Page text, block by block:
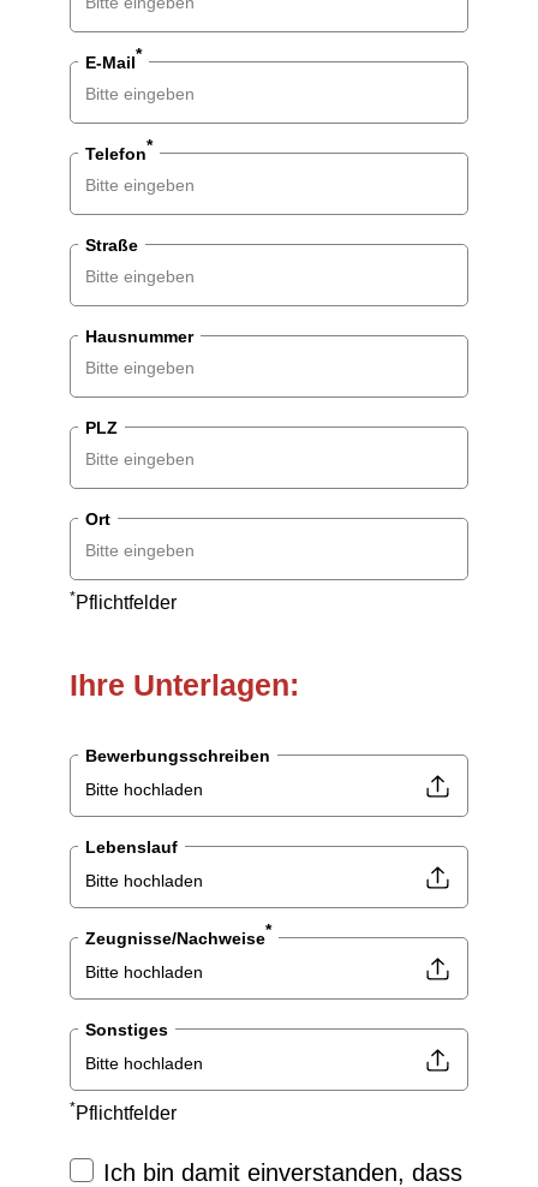
E-Mail*
Telefon*
Straße
Hausnummer
PLZ
Ort
*Pflichtfelder
Ihre Unterlagen:
Bewerbungsschreiben
Bitte hochladen
Lebenslauf
Bitte hochladen
Zeugnisse/Nachweise*
Bitte hochladen
Sonstiges
Bitte hochladen
*Pflichtfelder
Ich bin damit einverstanden, dass